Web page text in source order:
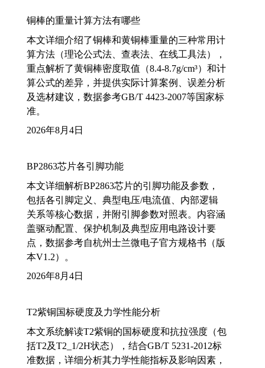
铜棒的重量计算方法有哪些
本文详细介绍了铜棒和黄铜棒重量的三种常用计
算方法（理论公式法、查表法、在线工具法），
重点解析了黄铜棒密度取值（8.4-8.7g/cm³）和计
算公式的差异，并提供实际计算案例、误差分析
及选材建议，数据参考GB/T 4423-2007等国家标
准。
2026年8月4日
BP2863芯片各引脚功能
本文详细解析BP2863芯片的引脚功能及参数，
包括各引脚定义、典型电压/电流值、内部逻辑
关系等核心数据，并附引脚参数对照表。内容涵
盖驱动配置、保护机制及典型应用电路设计要
点，数据参考自杭州士兰微电子官方规格书（版
本V1.2）。
2026年8月4日
T2紫铜国标硬度及力学性能分析
本文系统解读T2紫铜的国标硬度和抗拉强度（包
括T2及T2_1/2H状态），结合GB/T 5231-2012标
准数据，详细分析其力学性能指标及影响因素，